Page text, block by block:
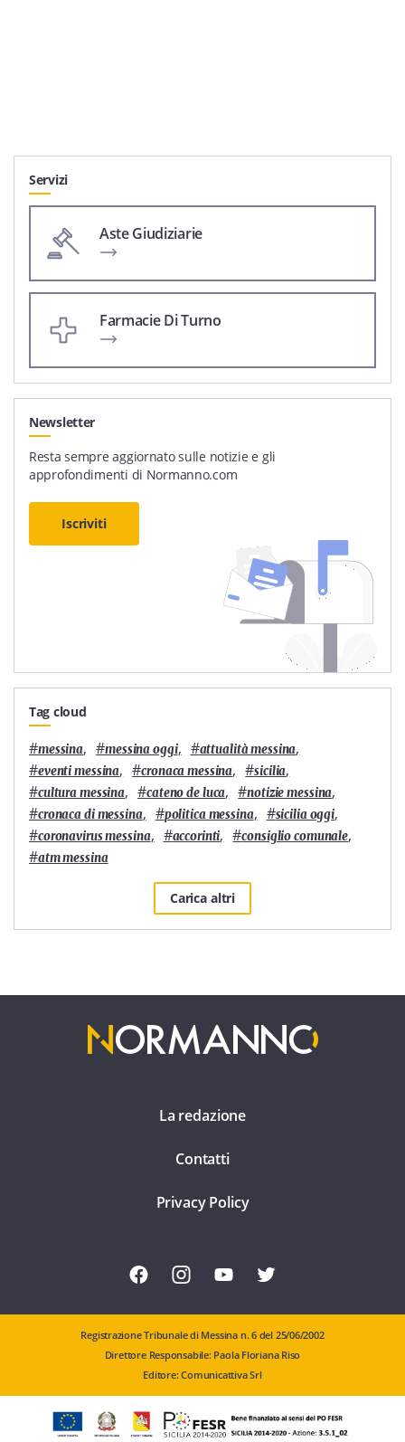
Servizi
Aste Giudiziarie
Farmacie Di Turno
Newsletter
Resta sempre aggiornato sulle notizie e gli
approfondimenti di Normanno.com
Iscriviti
Tag cloud
#messina, #messina oggi, #attualità messina,
#eventi messina, #cronaca messina, #sicilia,
#cultura messina, #cateno de luca, #notizie messina,
#cronaca di messina, #politica messina, #sicilia oggi,
#coronavirus messina, #accorinti, #consiglio comunale,
#atm messina
Carica altri
La redazione
Contatti
Privacy Policy
Registrazione Tribunale di Messina n. 6 del 25/06/2002
Direttore Responsabile: Paola Floriana Riso
Editore: Comunicattiva Srl